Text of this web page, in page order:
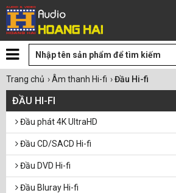
Trang chủ ›Âm thanh Hi-fi ›Đầu Hi-fi
ĐẦU HI-FI
Đầu phát 4K UltraHD
Đầu CD/SACD Hi-fi
Đầu DVD Hi-fi
Đầu Bluray Hi-fi